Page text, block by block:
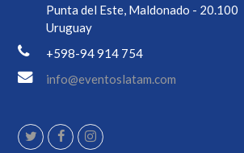
Punta del Este, Maldonado - 20.100
Uruguay
+598-94 914 754
info@eventoslatam.com